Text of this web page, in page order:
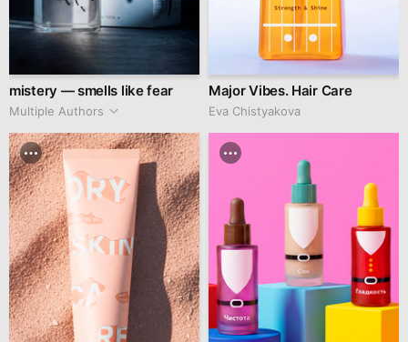
mistery — smells like fear
Multiple Authors
Major Vibes. Hair Care
Eva Chistyakova